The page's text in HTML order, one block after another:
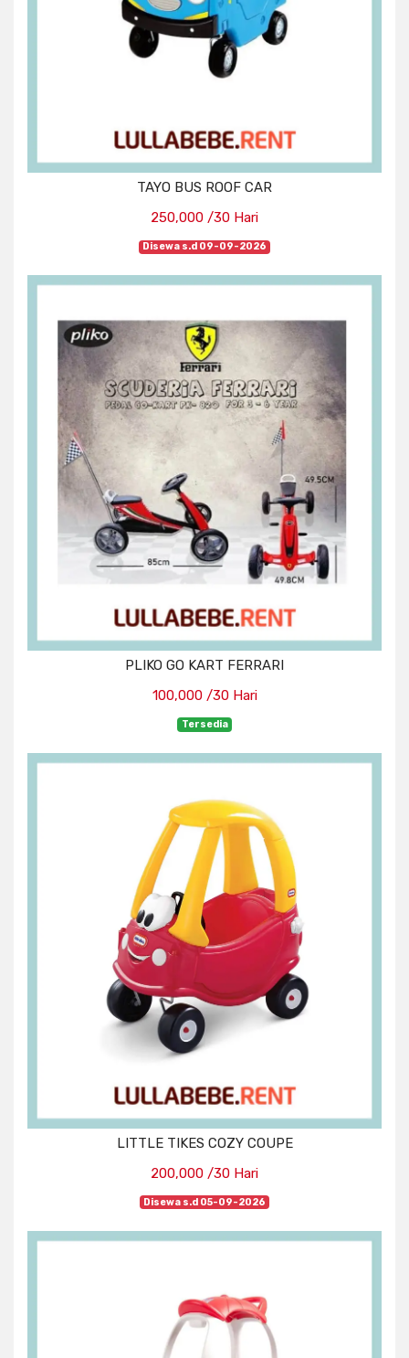
TAYO BUS ROOF CAR
250,000 /30 Hari
Disewa s.d 09-09-2026
PLIKO GO KART FERRARI
100,000 /30 Hari
Tersedia
LITTLE TIKES COZY COUPE
200,000 /30 Hari
Disewa s.d 05-09-2026